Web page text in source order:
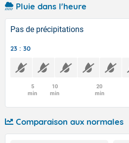
Pluie dans l'heure
Pas de précipitations
23 : 30
5
min
10
min
20
min
Comparaison aux normales